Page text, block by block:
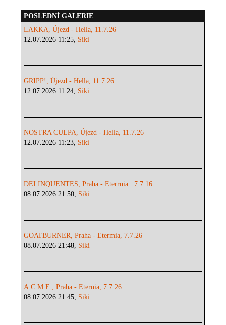
POSLEDNÍ GALERIE
LAKKA, Újezd - Hella, 11.7.26
12.07.2026 11:25, Siki
GRIPP!, Újezd - Hella, 11.7.26
12.07.2026 11:24, Siki
NOSTRA CULPA, Újezd - Hella, 11.7.26
12.07.2026 11:23, Siki
DELINQUENTES, Praha - Eterrnia . 7.7.16
08.07.2026 21:50, Siki
GOATBURNER, Praha - Etermia, 7.7.26
08.07.2026 21:48, Siki
A.C.M.E., Praha - Eternia, 7.7.26
08.07.2026 21:45, Siki